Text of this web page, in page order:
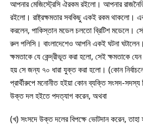
আপনার মেজিস্ট্রেসি ঐরকম রইলো। আপনার
রইলো। রাষ্ট্রক্ষমতার সবকিছু একই রকম থাকলো।
করলেন, পাকিস্তান মডেল চলতো ব্রিটিশ মডেলে।
রুল পলিসি। বাংলাদেশেও আপনি একই ঘটনা
ক্ষমতাকে যে কেন্দ্রীভূত করা হলো, সেই ক্ষমতাকে
হয় সে জন্য ৭০ ধারা যুক্ত করা হলো। (কোন
প্রার্থীরুপে মনোনীত হইয়া কোন ব্যক্তি সংসদ-সদস্য
উক্ত দল হইতে পদত্যাগ করেন, অথবা
(খ) সংসদে উক্ত দলের বিপক্ষে ভোটদান করেন,